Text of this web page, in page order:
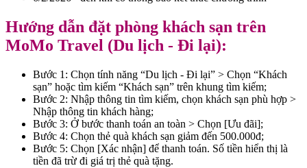
Hướng dẫn đặt phòng khách sạn trên
MoMo Travel (Du lịch - Đi lại):
Bước 1: Chọn tính năng “Du lịch - Đi lại” > Chọn “Khách
sạn” hoặc tìm kiếm “Khách sạn” trên khung tìm kiếm;
Bước 2: Nhập thông tin tìm kiếm, chọn khách sạn phù hợp >
Nhập thông tin khách hàng;
Bước 3: Ở bước thanh toán an toàn > Chọn [Ưu đãi];
Bước 4: Chọn thẻ quà khách sạn giảm đến 500.000đ;
Bước 5: Chọn [Xác nhận] để thanh toán. Số tiền hiển thị là
tiền đã trừ đi giá trị thẻ quà tặng.